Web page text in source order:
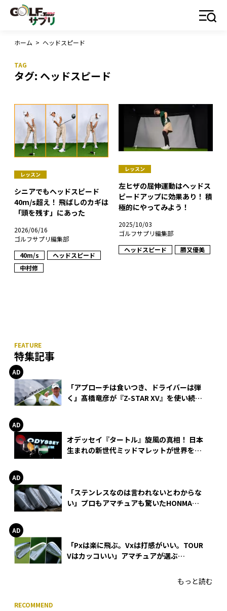
ホーム > ヘッドスピード
タグ: ヘッドスピード
レッスン
シニアでもヘッドスピード
40m/s超え！ 飛ばしのカギは
「頭を残す」にあった
2026/06/16
ゴルフサプリ編集部
40m/s
ヘッドスピード
中村修
レッスン
左ヒザの屈伸運動はヘッドス
ピードアップに効果あり！ 積
極的にやってみよう！
2025/10/03
ゴルフサプリ編集部
ヘッドスピード
勝又優美
特集記事
「アプローチは食いつき、ドライバーは弾
く」髙橋竜彦が『Z-STAR XV』を使い続け
オデッセイ『タートル』旋風の真相！ 日本
生まれの新世代ミッドマレットが世界を席
「ステンレスなのは言われないとわからな
い」プロもアマチュアも驚いたHONMA
「Pxは楽に飛ぶ。Vxは打感がいい。TOUR
Vはカッコいい」アマチュアが選ぶ
もっと読む